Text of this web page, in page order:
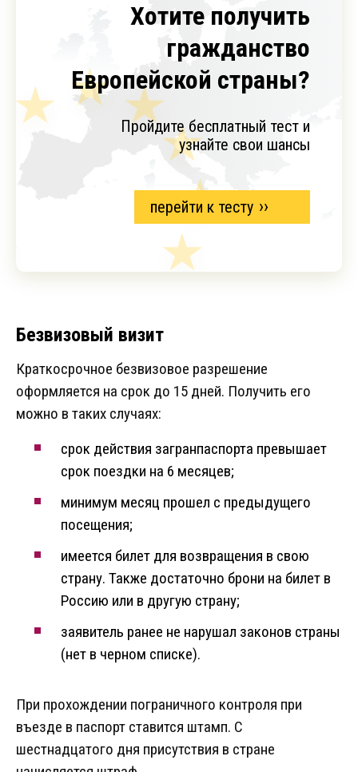
Хотите получить
гражданство
Европейской страны?
Пройдите бесплатный тест и
узнайте свои шансы
перейти к тесту
Безвизовый визит
Краткосрочное безвизовое разрешение
оформляется на срок до 15 дней. Получить его
можно в таких случаях:
срок действия загранпаспорта превышает
срок поездки на 6 месяцев;
минимум месяц прошел с предыдущего
посещения;
имеется билет для возвращения в свою
страну. Также достаточно брони на билет в
Россию или в другую страну;
заявитель ранее не нарушал законов страны
(нет в черном списке).
При прохождении пограничного контроля при
въезде в паспорт ставится штамп. С
шестнадцатого дня присутствия в стране